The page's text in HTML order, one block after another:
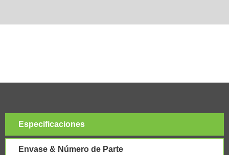
Especificaciones
Envase & Número de Parte